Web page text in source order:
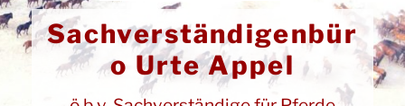
Sachverständigenbür
o Urte Appel